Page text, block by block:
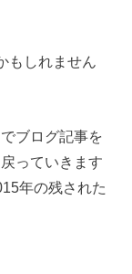
もしれません
ブログ記事を
っていきます
年の残された